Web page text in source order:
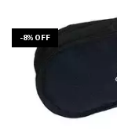
-8% OFF